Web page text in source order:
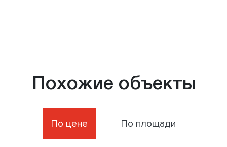
Похожие объекты
По цене По площади